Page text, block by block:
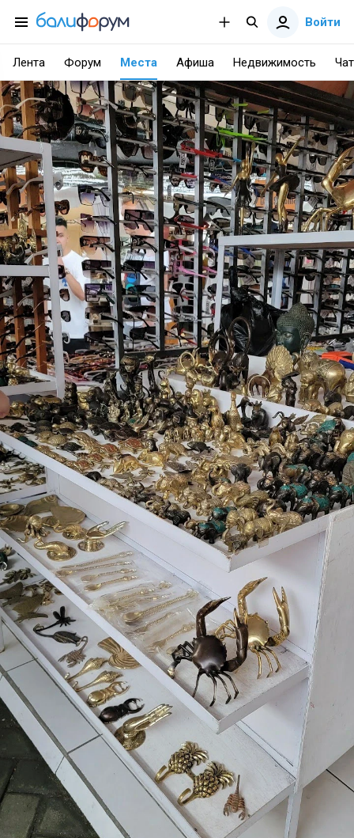
Войти
Лента Форум Места Афиша Недвижимость Чат